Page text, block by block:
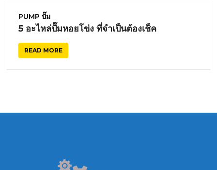
PUMP ปั๊ม
5 อะไหล่ปั๊มหอยโข่ง ที่จำเป็นต้องเช็ค
READ MORE